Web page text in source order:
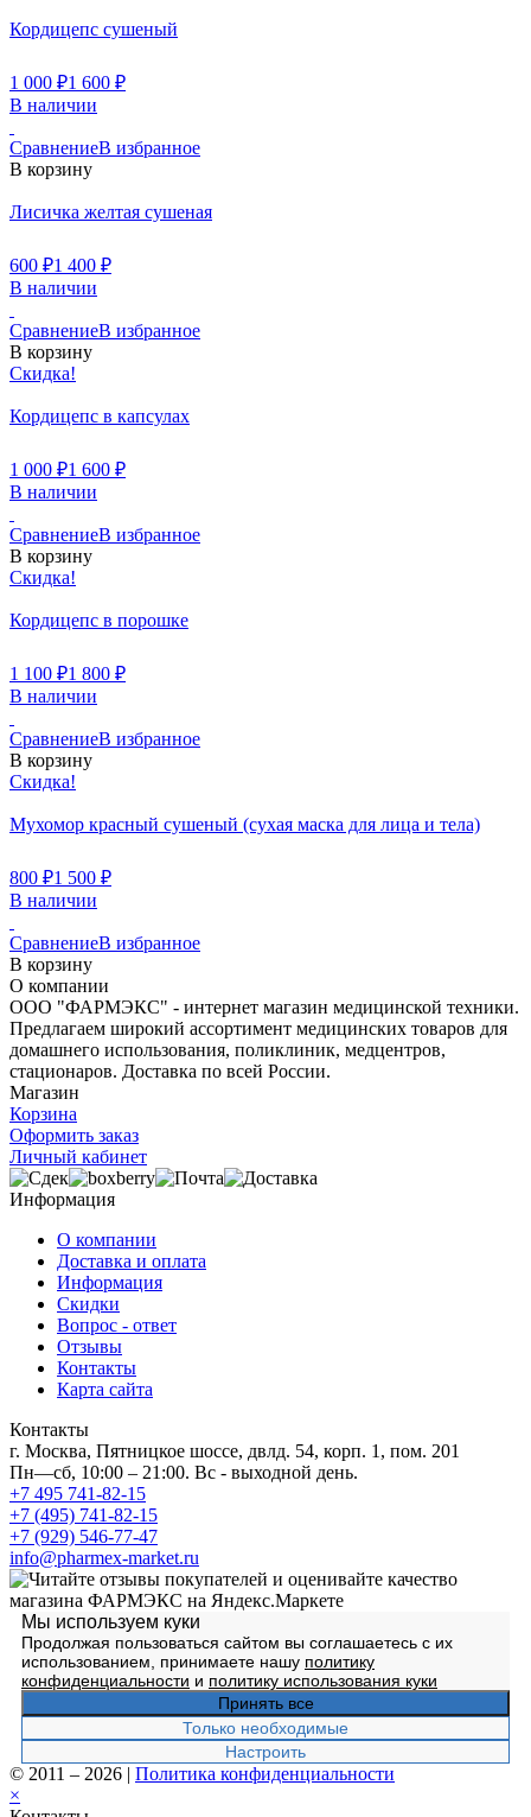
Кордицепс сушеный
1 000 ₽1 600 ₽
В наличии
СравнениеВ избранное
В корзину
Лисичка желтая сушеная
600 ₽1 400 ₽
В наличии
СравнениеВ избранное
В корзину
Скидка!
Кордицепс в капсулах
1 000 ₽1 600 ₽
В наличии
СравнениеВ избранное
В корзину
Скидка!
Кордицепс в порошке
1 100 ₽1 800 ₽
В наличии
СравнениеВ избранное
В корзину
Скидка!
Мухомор красный сушеный (сухая маска для лица и тела)
800 ₽1 500 ₽
В наличии
СравнениеВ избранное
В корзину
О компании
ООО "ФАРМЭКС" - интернет магазин медицинской техники.
Предлагаем широкий ассортимент медицинских товаров для
домашнего использования, поликлиник, медцентров,
стационаров. Доставка по всей России.
Магазин
Корзина
Оформить заказ
Личный кабинет
Информация
О компании
Доставка и оплата
Информация
Скидки
Вопрос - ответ
Отзывы
Контакты
Карта сайта
Контакты
г. Москва, Пятницкое шоссе, двлд. 54, корп. 1, пом. 201
Пн—сб, 10:00 – 21:00. Вс - выходной день.
+7 495 741-82-15
+7 (495) 741-82-15
+7 (929) 546-77-47
info@pharmex-market.ru
Мы используем куки
Продолжая пользоваться сайтом вы соглашаетесь с их
использованием, принимаете нашу политику
конфиденциальности и политику использования куки
Принять все
Только необходимые
Настроить
© 2011 – 2026 | Политика конфиденциальности
×